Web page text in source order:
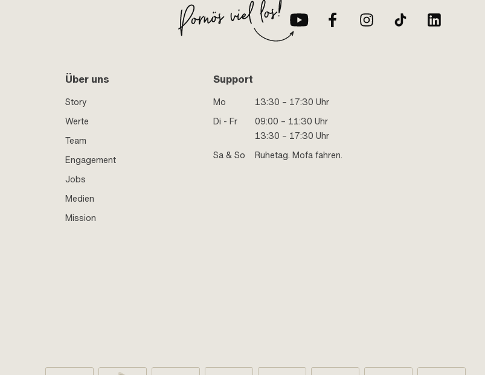
Über uns
Story
Werte
Team
Engagement
Jobs
Medien
Mission
Support
Mo
13:30 – 17:30 Uhr
Di - Fr
09:00 – 11:30 Uhr
13:30 – 17:30 Uhr
Sa & So
Ruhetag. Mofa fahren.